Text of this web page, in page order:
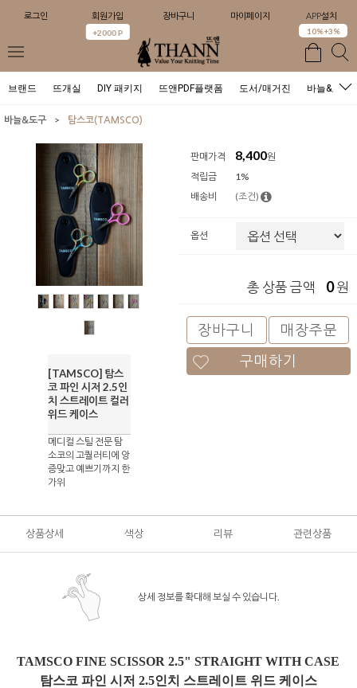
로그인 회원가입
+2000 P
장바구니 마이페이지 APP설치
10%+3%
브랜드 뜨개실 DIY 패키지 뜨앤PDF플랫폼 도서/매거진 바늘&도구
바늘&도구 > 탐스코(TAMSCO)
[TAMSCO] 탐스
코 파인 시저 2.5인
치 스트레이트 컬러
위드 케이스
메디컬 스틸 전문 탐
소코의 고퀄러티에 앙
증맞고 예쁘기까지 한
가위
판매가격 8,400원
적립금
1%
배송비
(조건)
옵션
총 상품 금액 0원
장바구니
매장주문
구매하기
상품상세 색상 리뷰 관련상품
상세 정보를 확대해 보실 수 있습니다.
TAMSCO FINE SCISSOR 2.5" STRAIGHT WITH CASE
탐스코 파인 시저 2.5인치 스트레이트 위드 케이스